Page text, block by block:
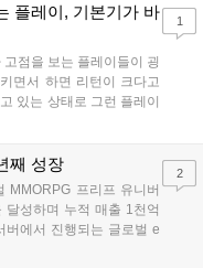
Look'을 최초 공개할 계획
플레이, 기본기가 바
점을 보는 플레이들이 굉
면서 하면 리턴이 크다고
있는 상태로 그런 플레이
고가 계속 많이 났던 것
1
째 성장
MMORPG 프리프 유니버
성하며 누적 매출 1천억
버에서 진행되는 글로벌 e
는 이용자가 동일한 조
2